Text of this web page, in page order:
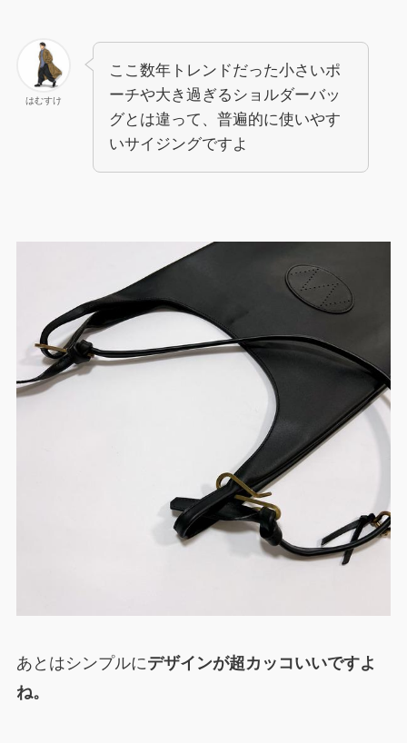
はむすけ
ここ数年トレンドだった小さいポ
ーチや大き過ぎるショルダーバッ
グとは違って、普遍的に使いやす
いサイジングですよ
あとはシンプルにデザインが超カッコいいですよ
ね。